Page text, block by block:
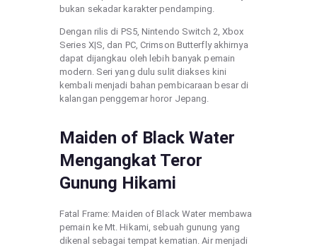
bukan sekadar karakter pendamping.
Dengan rilis di PS5, Nintendo Switch 2, Xbox
Series X|S, dan PC, Crimson Butterfly akhirnya
dapat dijangkau oleh lebih banyak pemain
modern. Seri yang dulu sulit diakses kini
kembali menjadi bahan pembicaraan besar di
kalangan penggemar horor Jepang.
Maiden of Black Water
Mengangkat Teror
Gunung Hikami
Fatal Frame: Maiden of Black Water membawa
pemain ke Mt. Hikami, sebuah gunung yang
dikenal sebagai tempat kematian. Air menjadi